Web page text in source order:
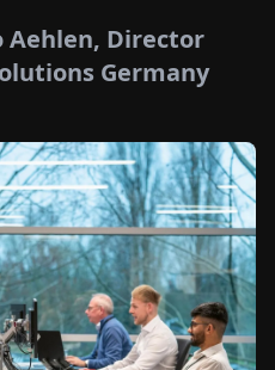
Aehlen, Director
Germany